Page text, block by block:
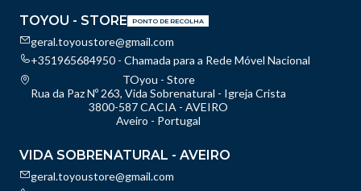
TOYOU - STORE PONTO DE RECOLHA
geral.toyoustore@gmail.com
+351965684950 - Chamada para a Rede Móvel Nacional
TOyou - Store
Rua da Paz Nº 263, Vida Sobrenatural - Igreja Crista
3800-587 CACIA - AVEIRO
Aveiro - Portugal
VIDA SOBRENATURAL - AVEIRO
geral.toyoustore@gmail.com